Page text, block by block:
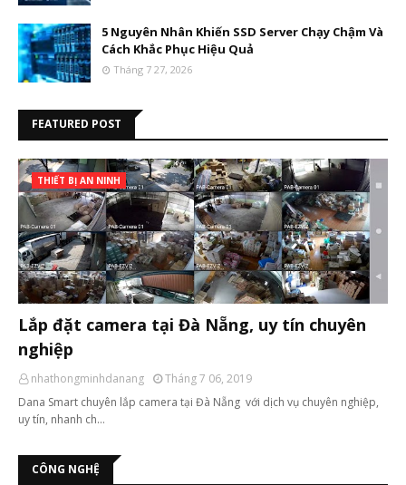
5 Nguyên Nhân Khiến SSD Server Chạy Chậm Và
Cách Khắc Phục Hiệu Quả
Tháng 7 27, 2026
FEATURED POST
THIẾT BỊ AN NINH
Lắp đặt camera tại Đà Nẵng, uy tín chuyên
nghiệp
nhathongminhdanang
Tháng 7 06, 2019
Dana Smart chuyên lắp camera tại Đà Nẵng với dịch vụ chuyên nghiệp,
uy tín, nhanh ch…
CÔNG NGHỆ